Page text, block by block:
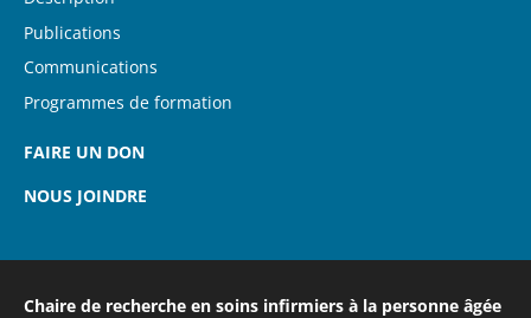
Publications
Communications
Programmes de formation
FAIRE UN DON
NOUS JOINDRE
Chaire de recherche en soins infirmiers à la personne âgée